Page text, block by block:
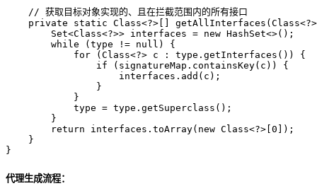
// 获取目标对象实现的、且在拦截范围内的所有接口
private
static Class<?>[] getAllInterfaces(Class<?>
        Set<Class<?>> interfaces =
new HashSet<>();
while (type != null ) {
for (Class<?> c : type.getInterfaces()) {
if (signatureMap.containsKey(c)) {
                    interfaces.add(c);
                }
            }
            type = type.getSuperclass();
        }
return interfaces.toArray( new Class<?>[ 0 ]);
    }
}
代理生成流程：